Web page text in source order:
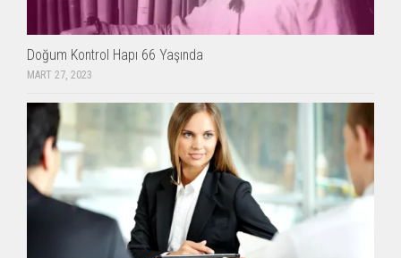
Doğum Kontrol Hapı 66 Yaşında
MART 27, 2023